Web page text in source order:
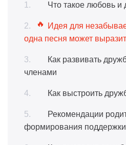
Что такое любовь
Идея для
одна песня может
Как развивать
членами
Как выстроить
Рекомендации
формирования